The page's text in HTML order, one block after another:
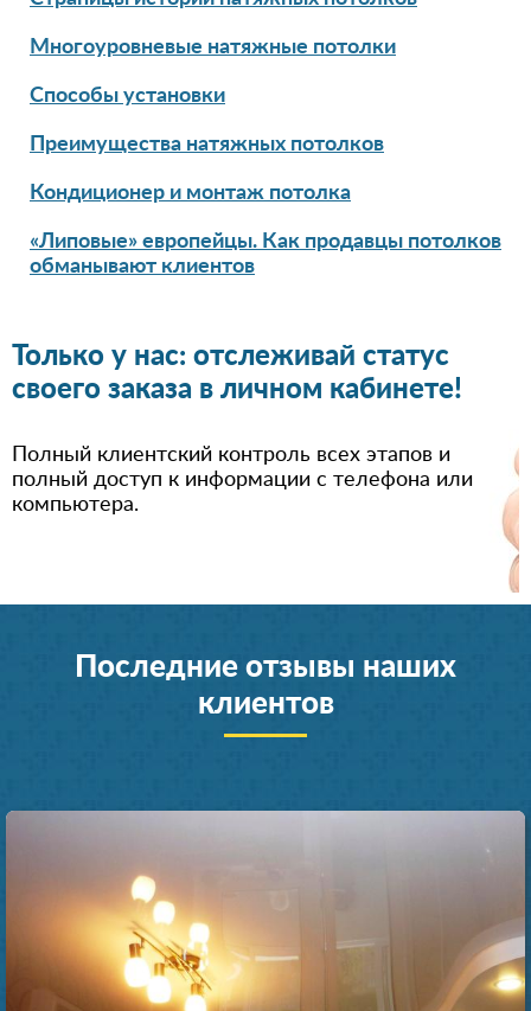
Многоуровневые натяжные потолки
Способы установки
Преимущества натяжных потолков
Кондиционер и монтаж потолка
«Липовые» европейцы. Как продавцы потолков
обманывают клиентов
Только у нас: отслеживай статус
своего заказа в личном кабинете!
Полный клиентский контроль всех этапов и
полный доступ к информации с телефона или
компьютера.
Последние отзывы наших
клиентов